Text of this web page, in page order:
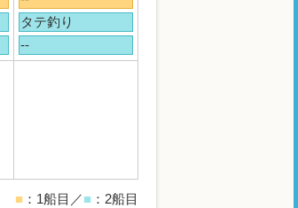
タテ釣り
--
■ ：1船目／■ ：2船目